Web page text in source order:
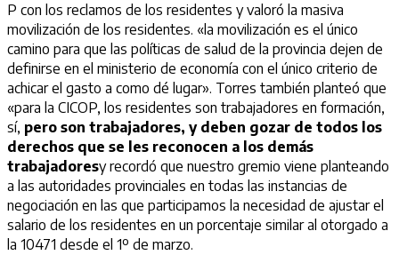
P con los reclamos de los residentes y valoró la masiva
movilización de los residentes. «la movilización es el único
camino para que las políticas de salud de la provincia dejen de
definirse en el ministerio de economía con el único criterio de
achicar el gasto a como dé lugar». Torres también planteó que
«para la CICOP, los residentes son trabajadores en formación,
sí, pero son trabajadores, y deben gozar de todos los
derechos que se les reconocen a los demás
trabajadoresy recordó que nuestro gremio viene planteando
a las autoridades provinciales en todas las instancias de
negociación en las que participamos la necesidad de ajustar el
salario de los residentes en un porcentaje similar al otorgado a
la 10471 desde el 1º de marzo.